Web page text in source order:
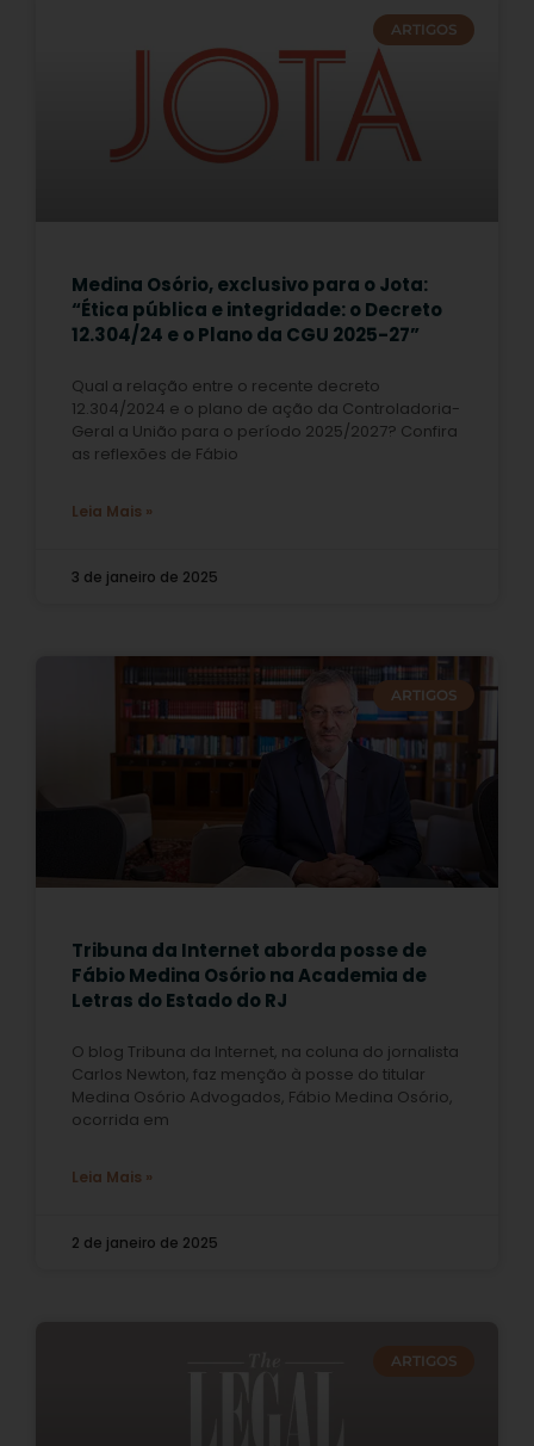
ARTIGOS
Medina Osório, exclusivo para o Jota:
“Ética pública e integridade: o Decreto
12.304/24 e o Plano da CGU 2025-27”
Qual a relação entre o recente decreto
12.304/2024 e o plano de ação da Controladoria-
Geral a União para o período 2025/2027? Confira
as reflexões de Fábio
Leia Mais »
3 de janeiro de 2025
ARTIGOS
Tribuna da Internet aborda posse de
Fábio Medina Osório na Academia de
Letras do Estado do RJ
O blog Tribuna da Internet, na coluna do jornalista
Carlos Newton, faz menção à posse do titular
Medina Osório Advogados, Fábio Medina Osório,
ocorrida em
Leia Mais »
2 de janeiro de 2025
ARTIGOS